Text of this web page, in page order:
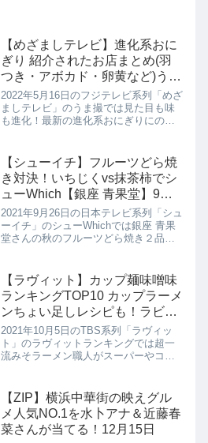
【めざましテレビ】進化系おに
ぎり 紹介されたお店まとめ(羽
つき・アボカド・卵黄など)うま
撮｜5月16日
2022年5月16日のフジテレビ系列「めざ
ましテレビ」のうま撮では見た目も味
も進化！最新の進化系おにぎりにのヒ
覧はこちら進化型おにぎり お店情報ま
とめぼんごぼんごさんは創...
【シューイチ】フルーツどら焼
き対決！いちじくvs抹茶柿でシ
ューWhich【銀座 青果堂】9月
26日
2021年9月26日の日本テレビ系列「シュ
ーイチ」のシューWhichでは銀座 青果
堂さんの秋のフルーツどら焼き２品で
果堂さんのフルーツどら焼きでシュー
Wich！青果堂さ...
【ラヴィット】カップ麺味噌味
ランキングTOP10 カップラーメ
ンちょい足しレシピも！ラビッ
トランキング｜10月5日
2021年10月5日のTBS系列「ラヴィッ
ト」のラヴィットランキングでは超一
流みそラーメン職人がスーパーやコン
認めた本当においしいカップラーメン
(みそ味)10品が決定した...
【ZIP】横浜中華街の映えグル
メ人気NO.1を水卜アナ＆近藤春
菜さんが当てる！12月15日